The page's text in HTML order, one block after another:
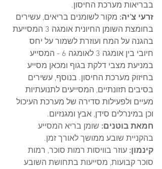
בבריאות מערכת החיסון.
זרעי צ'יה: מקור לשומנים בריאים, עשירים
בחומצת השומן החיונית אומגה 3 המסייעת
בהגנה על המח ועוזרת לשמור על יחס
חיובי בין אומגה 3 לאומגה 6 - המסייע
במניעת מצבי דלקת בגוף ומכאן מסייע
בחיזוק מערכת החיסון. בנוסף, עשירים
בסיבים תזונתיים, המסייעים לתנועתיות
מעיים ולפעילות סדירה של מערכת העיכול
וכן במינרלים סידן, אבץ ומגנזיום.
חמאת בוטנים: שומן בריא המסייע
בהקניית שובע ממושך לאורך זמן.
קינמון: עוזר בוויסות רמות סוכר, רמות
סוכר קבועות, מסייעות בתחושת השובע